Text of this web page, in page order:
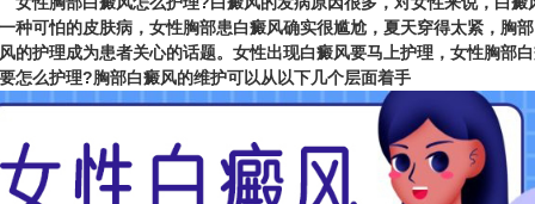
种可怕的皮肤病，女性胸部患白癜风确实很尴尬，夏天穿得太紧，胸
的护理成为患者关心的话题。女性出现白癜风要马上护理，女性胸部
怎么护理?胸部白癜风的维护可以从以下几个层面着手